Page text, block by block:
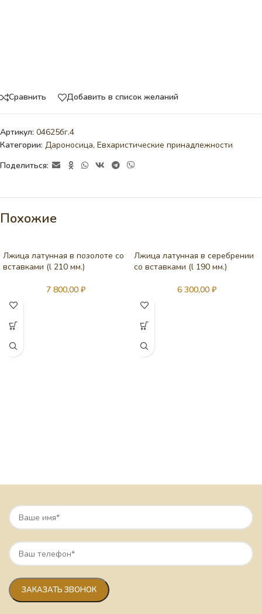
Сравнить Добавить в список желаний
Артикул: 04625бг.4
Категории: Дароносица, Евхаристические принадлежности
Поделиться:
Похожие
Лжица латунная в позолоте со
вставками (l 210 мм.)
7 800,00 ₽
Лжица латунная в серебрении
со вставками (l 190 мм.)
6 300,00 ₽